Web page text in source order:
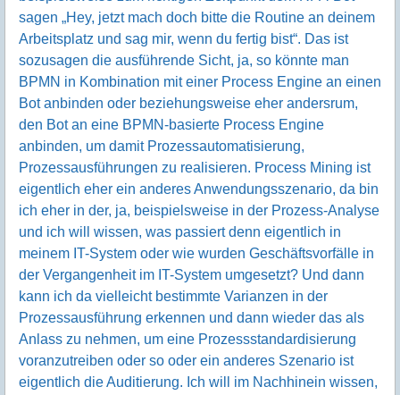
sagen „Hey, jetzt mach doch bitte die Routine an deinem
Arbeitsplatz und sag mir, wenn du fertig bist“. Das ist
sozusagen die ausführende Sicht, ja, so könnte man
BPMN in Kombination mit einer Process Engine an einen
Bot anbinden oder beziehungsweise eher andersrum,
den Bot an eine BPMN-basierte Process Engine
anbinden, um damit Prozessautomatisierung,
Prozessausführungen zu realisieren. Process Mining ist
eigentlich eher ein anderes Anwendungsszenario, da bin
ich eher in der, ja, beispielsweise in der Prozess-Analyse
und ich will wissen, was passiert denn eigentlich in
meinem IT-System oder wie wurden Geschäftsvorfälle in
der Vergangenheit im IT-System umgesetzt? Und dann
kann ich da vielleicht bestimmte Varianzen in der
Prozessausführung erkennen und dann wieder das als
Anlass zu nehmen, um eine Prozessstandardisierung
voranzutreiben oder so oder ein anderes Szenario ist
eigentlich die Auditierung. Ich will im Nachhinein wissen,